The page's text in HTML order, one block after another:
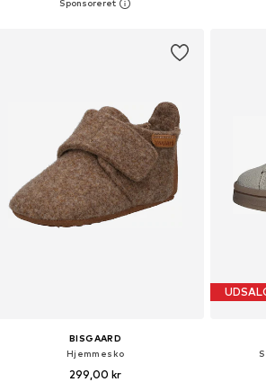
Føj til indkøbskurv
BISGAARD
Hjemmesko
299,00 kr